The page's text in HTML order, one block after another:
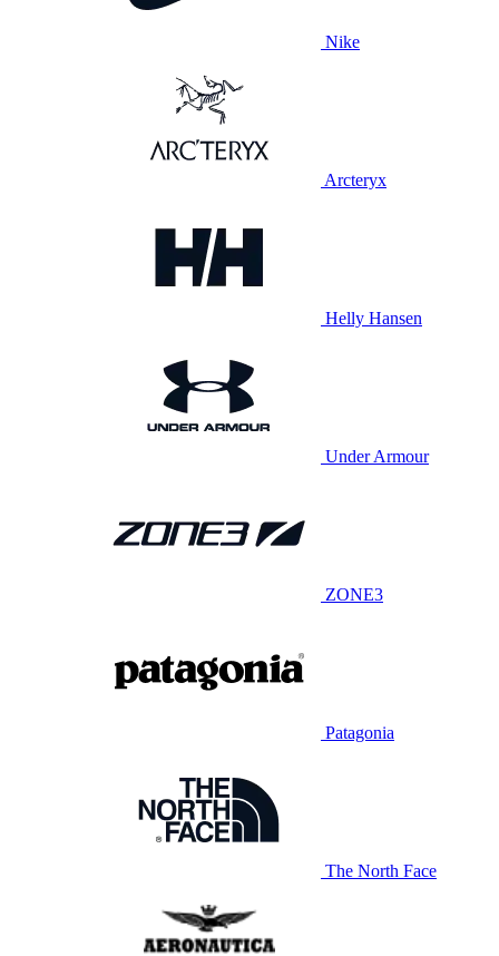
Nike
Arcteryx
Helly Hansen
Under Armour
ZONE3
Patagonia
The North Face